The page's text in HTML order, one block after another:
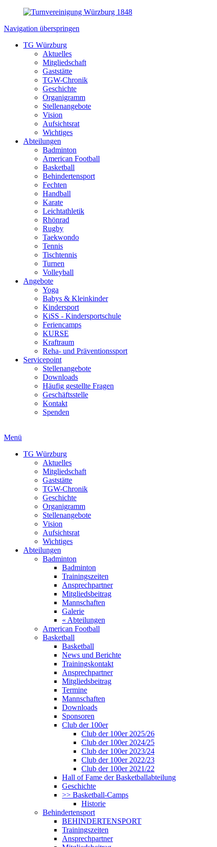
Navigation überspringen
TG Würzburg
Aktuelles
Mitgliedschaft
Gaststätte
TGW-Chronik
Geschichte
Organigramm
Stellenangebote
Vision
Aufsichtsrat
Wichtiges
Abteilungen
Badminton
American Football
Basketball
Behindertensport
Fechten
Handball
Karate
Leichtathletik
Rhönrad
Rugby
Taekwondo
Tennis
Tischtennis
Turnen
Volleyball
Angebote
Yoga
Babys & Kleinkinder
Kindersport
KiSS - Kindersportschule
Feriencamps
KURSE
Kraftraum
Reha- und Präventionssport
Servicepoint
Stellenangebote
Downloads
Häufig gestellte Fragen
Geschäftsstelle
Kontakt
Spenden
Menü
TG Würzburg
Aktuelles
Mitgliedschaft
Gaststätte
TGW-Chronik
Geschichte
Organigramm
Stellenangebote
Vision
Aufsichtsrat
Wichtiges
Abteilungen
Badminton
Badminton
Trainingszeiten
Ansprechpartner
Mitgliedsbeitrag
Mannschaften
Galerie
« Abteilungen
American Football
Basketball
Basketball
News und Berichte
Trainingskontakt
Ansprechpartner
Mitgliedsbeitrag
Termine
Mannschaften
Downloads
Sponsoren
Club der 100er
Club der 100er 2025/26
Club der 100er 2024/25
Club der 100er 2023/24
Club der 100er 2022/23
Club der 100er 2021/22
Hall of Fame der Basketballabteilung
Geschichte
>> Basketball-Camps
Historie
Behindertensport
BEHINDERTENSPORT
Trainingszeiten
Ansprechpartner